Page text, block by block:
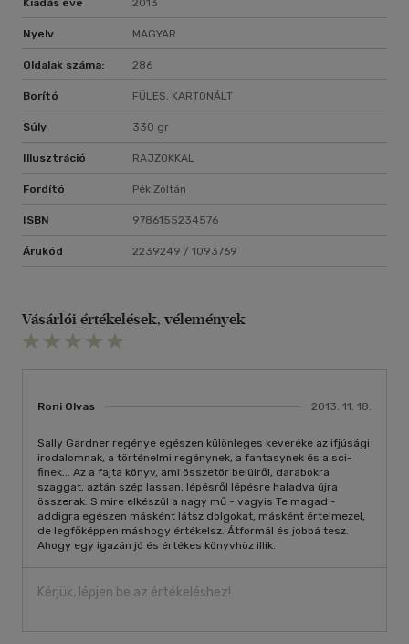
Kiadás éve 2013
Nyelv MAGYAR
Oldalak száma: 286
Borító FÜLES, KARTONÁLT
Súly 330 gr
Illusztráció RAJZOKKAL
Fordító Pék Zoltán
ISBN 9786155234576
Árukód 2239249 / 1093769
Vásárlói értékelések, vélemények
Roni Olvas 2013. 11. 18.
Sally Gardner regénye egészen különleges keveréke az ifjúsági
irodalomnak, a történelmi regénynek, a fantasynek és a sci-
finek... Az a fajta könyv, ami összetör belülről, darabokra
szaggat, aztán szép lassan, lépésről lépésre haladva újra
összerak. S mire elkészül a nagy mű - vagyis Te magad -
addigra egészen másként látsz dolgokat, másként értelmezel,
de legfőképpen máshogy értékelsz. Átformál és jobbá tesz.
Ahogy egy igazán jó és értékes könyvhöz illik.
Kérjük, lépjen be az értékeléshez!